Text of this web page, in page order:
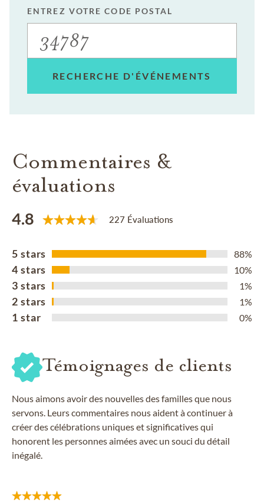
ENTREZ VOTRE CODE POSTAL
RECHERCHE D'ÉVÉNEMENTS
Commentaires &
évaluations
4.8 227 Évaluations
5 stars 88%
4 stars 10%
3 stars 1%
2 stars 1%
1 star 0%
Témoignages de clients
Nous aimons avoir des nouvelles des familles que nous
servons. Leurs commentaires nous aident à continuer à
créer des célébrations uniques et significatives qui
honorent les personnes aimées avec un souci du détail
inégalé.